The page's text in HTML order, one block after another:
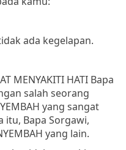
ada kegelapan.
MENYAKITI HATI Bapa
salah seorang
yang sangat
itu, Bapa Sorgawi,
yang lain.